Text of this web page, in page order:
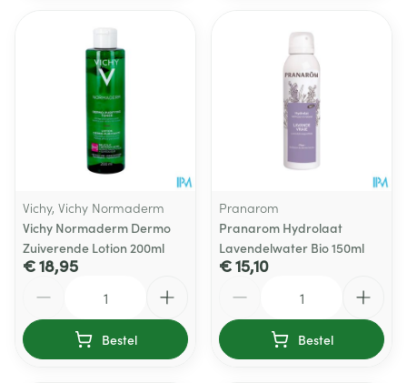
Vichy, Vichy Normaderm
Vichy Normaderm Dermo
Zuiverende Lotion 200ml
€ 18,95
Bestel
Pranarom
Pranarom Hydrolaat
Lavendelwater Bio 150ml
€ 15,10
Bestel